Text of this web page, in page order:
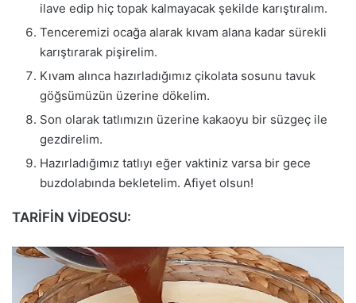
ilave edip hiç topak kalmayacak şekilde karıştıralım.
Tenceremizi ocağa alarak kıvam alana kadar sürekli
karıştırarak pişirelim.
Kıvam alınca hazırladığımız çikolata sosunu tavuk
göğsümüzün üzerine dökelim.
Son olarak tatlımızın üzerine kakaoyu bir süzgeç ile
gezdirelim.
Hazırladığımız tatlıyı eğer vaktiniz varsa bir gece
buzdolabında bekletelim. Afiyet olsun!
TARİFİN VİDEOSU: